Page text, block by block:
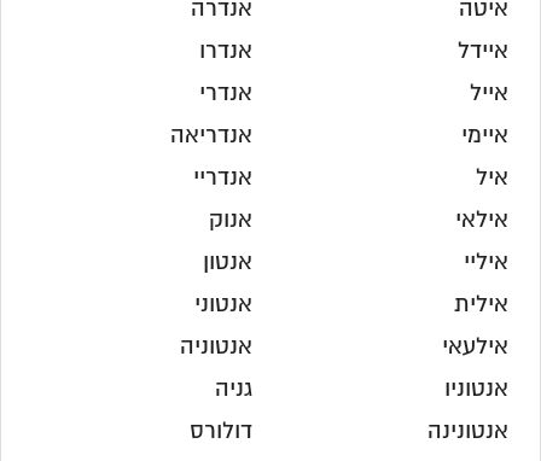
איטה
איידל
אייל
איימי
איל
אילאי
איליי
אילית
אילעאי
אנדרה
אנדרו
אנדרי
אנדריאה
אנדריי
אנוק
אנטון
אנטוני
אנטוניה
אנטוניו
אנטונינה
גניה
דולורס